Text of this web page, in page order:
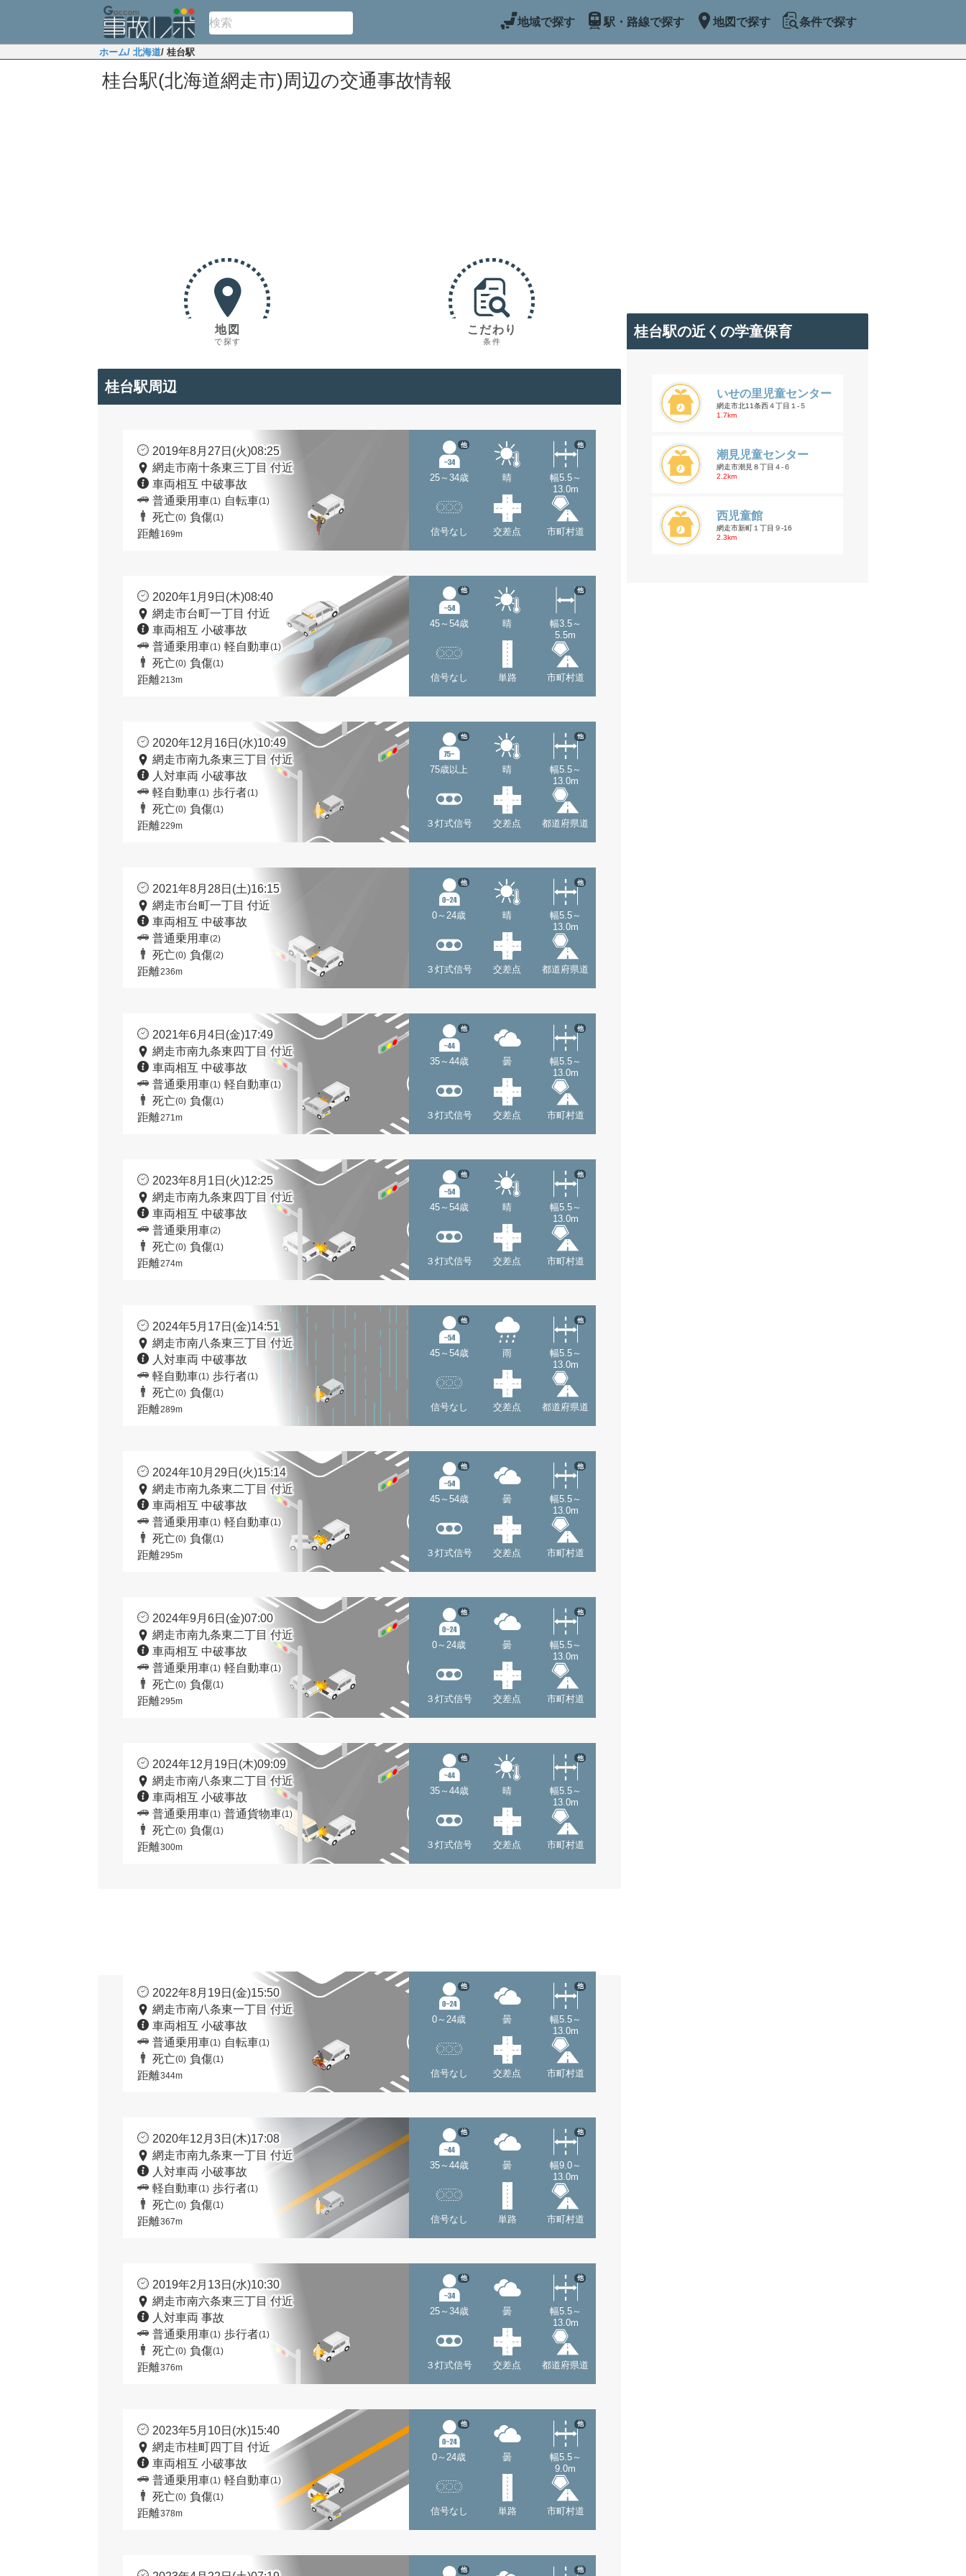
地域で探す 駅・路線で探す 地図で探す 条件で探す
ホーム/ 北海道/ 桂台駅
桂台駅(北海道網走市)周辺の交通事故情報
地図
で探す
こだわり
条件
桂台駅周辺
2019年8月27日(火)08:25
網走市南十条東三丁目 付近
車両相互 中破事故
普通乗用車(1) 自転車(1)
死亡(0) 負傷(1)
距離169m
25～34歳
他
晴
幅5.5～
13.0m
他
信号なし 交差点 市町村道
2020年1月9日(木)08:40
網走市台町一丁目 付近
車両相互 小破事故
普通乗用車(1) 軽自動車(1)
死亡(0) 負傷(1)
距離213m
45～54歳
他
晴
幅3.5～
5.5m
他
信号なし 単路 市町村道
2020年12月16日(水)10:49
網走市南九条東三丁目 付近
人対車両 小破事故
軽自動車(1) 歩行者(1)
死亡(0) 負傷(1)
距離229m
75歳以上
他
晴
幅5.5～
13.0m
他
３灯式信号 交差点 都道府県道
2021年8月28日(土)16:15
網走市台町一丁目 付近
車両相互 中破事故
普通乗用車(2)
死亡(0) 負傷(2)
距離236m
0～24歳
他
晴
幅5.5～
13.0m
他
３灯式信号 交差点 都道府県道
2021年6月4日(金)17:49
網走市南九条東四丁目 付近
車両相互 中破事故
普通乗用車(1) 軽自動車(1)
死亡(0) 負傷(1)
距離271m
35～44歳
他
曇
幅5.5～
13.0m
他
３灯式信号 交差点 市町村道
2023年8月1日(火)12:25
網走市南九条東四丁目 付近
車両相互 中破事故
普通乗用車(2)
死亡(0) 負傷(1)
距離274m
45～54歳
他
晴
幅5.5～
13.0m
他
３灯式信号 交差点 市町村道
2024年5月17日(金)14:51
網走市南八条東三丁目 付近
人対車両 中破事故
軽自動車(1) 歩行者(1)
死亡(0) 負傷(1)
距離289m
45～54歳
他
雨
幅5.5～
13.0m
他
信号なし 交差点 都道府県道
2024年10月29日(火)15:14
網走市南九条東二丁目 付近
車両相互 中破事故
普通乗用車(1) 軽自動車(1)
死亡(0) 負傷(1)
距離295m
45～54歳
他
曇
幅5.5～
13.0m
他
３灯式信号 交差点 市町村道
2024年9月6日(金)07:00
網走市南九条東二丁目 付近
車両相互 中破事故
普通乗用車(1) 軽自動車(1)
死亡(0) 負傷(1)
距離295m
0～24歳
他
曇
幅5.5～
13.0m
他
３灯式信号 交差点 市町村道
2024年12月19日(木)09:09
網走市南八条東二丁目 付近
車両相互 小破事故
普通乗用車(1) 普通貨物車(1)
死亡(0) 負傷(1)
距離300m
35～44歳
他
晴
幅5.5～
13.0m
他
３灯式信号 交差点 市町村道
2022年8月19日(金)15:50
網走市南八条東一丁目 付近
車両相互 小破事故
普通乗用車(1) 自転車(1)
死亡(0) 負傷(1)
距離344m
0～24歳
他
曇
幅5.5～
13.0m
他
信号なし 交差点 市町村道
2020年12月3日(木)17:08
網走市南九条東一丁目 付近
人対車両 小破事故
軽自動車(1) 歩行者(1)
死亡(0) 負傷(1)
距離367m
35～44歳
他
曇
幅9.0～
13.0m
他
信号なし 単路 市町村道
2019年2月13日(水)10:30
網走市南六条東三丁目 付近
人対車両 事故
普通乗用車(1) 歩行者(1)
死亡(0) 負傷(1)
距離376m
25～34歳
他
曇
幅5.5～
13.0m
他
３灯式信号 交差点 都道府県道
2023年5月10日(水)15:40
網走市桂町四丁目 付近
車両相互 小破事故
普通乗用車(1) 軽自動車(1)
死亡(0) 負傷(1)
距離378m
0～24歳
他
曇
幅5.5～
9.0m
他
信号なし 単路 市町村道
他 他
桂台駅の近くの学童保育
いせの里児童センター
網走市北11条西４丁目１-５
1.7km
潮見児童センター
網走市潮見８丁目４-６
2.2km
西児童館
網走市新町１丁目９-16
2.3km